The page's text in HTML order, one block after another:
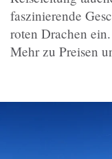
faszinierende
roten Drachen ein.
Mehr zu Preisen